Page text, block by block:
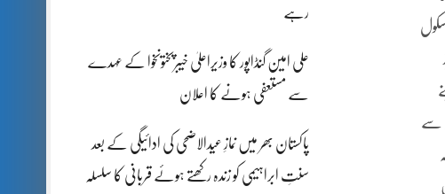
رہے
علی امین گنڈاپور کا وزیراعلیٰ خیبرپختونخوا کے عہدے
سے مستعفی ہونے کا اعلان
پاکستان بھر میں نمازِ عیدالاضحی کی ادائیگی کے بعد
سنتِ ابراہیمی کو زندہ رکھتے ہوئے قربانی کا سلسلہ
سے